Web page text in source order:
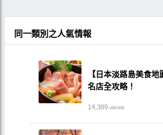
同一類別之人氣情報
【日本淡路島美食
名店全攻略！
14,389views